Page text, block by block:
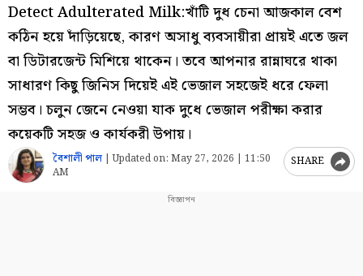
Detect Adulterated Milk:খাঁটি দুধ চেনা আজকাল বেশ
কঠিন হয়ে দাঁড়িয়েছে, কারণ অসাধু ব্যবসায়ীরা প্রায়ই এতে জল
বা ডিটারজেন্ট মিশিয়ে থাকেন। তবে আপনার রান্নাঘরে থাকা
সাধারণ কিছু জিনিস দিয়েই এই ভেজাল সহজেই ধরে ফেলা
সম্ভব। চলুন জেনে নেওয়া যাক দুধে ভেজাল পরীক্ষা করার
কয়েকটি সহজ ও কার্যকরী উপায়।
বৈশালী পাল |Updated on: May 27, 2026 | 11:50
AM
SHARE